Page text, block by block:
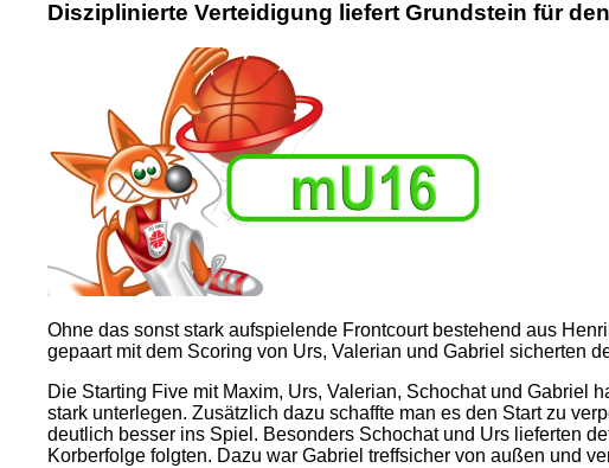
Disziplinierte Verteidigung liefert Grundstein für
Ohne das sonst stark aufspielende Frontcourt bestehend aus
gepaart mit dem Scoring von Urs, Valerian und Gabriel sicherten
Die Starting Five mit Maxim, Urs, Valerian, Schochat und Gabriel
stark unterlegen. Zusätzlich dazu schaffte man es den Start zu
deutlich besser ins Spiel. Besonders Schochat und Urs lieferten
Korberfolge folgten. Dazu war Gabriel treffsicher von außen und